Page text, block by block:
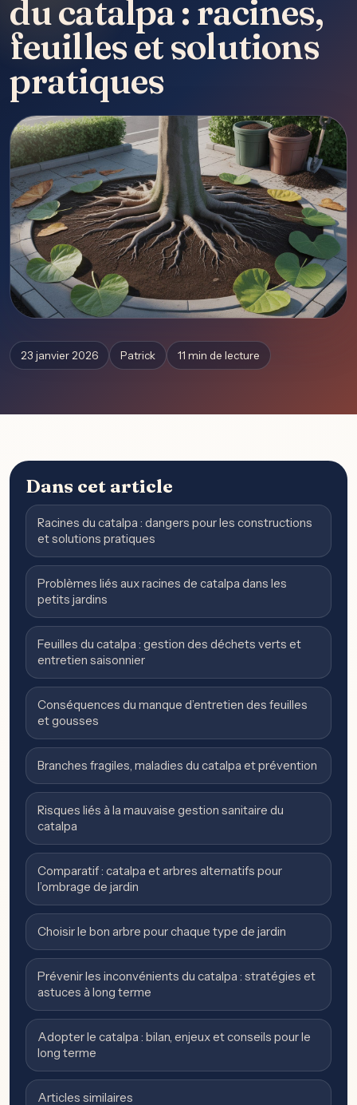
du catalpa : racines,
feuilles et solutions
pratiques
23 janvier 2026 Patrick 11 min de lecture
Dans cet article
Racines du catalpa : dangers pour les constructions
et solutions pratiques
Problèmes liés aux racines de catalpa dans les
petits jardins
Feuilles du catalpa : gestion des déchets verts et
entretien saisonnier
Conséquences du manque d’entretien des feuilles
et gousses
Branches fragiles, maladies du catalpa et prévention
Risques liés à la mauvaise gestion sanitaire du
catalpa
Comparatif : catalpa et arbres alternatifs pour
l’ombrage de jardin
Choisir le bon arbre pour chaque type de jardin
Prévenir les inconvénients du catalpa : stratégies et
astuces à long terme
Adopter le catalpa : bilan, enjeux et conseils pour le
long terme
Articles similaires